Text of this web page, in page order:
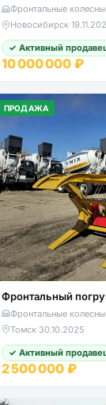
Фронтальные
Новосибирск·
✓ Активный
10 000 000 ₽
ПРОДАЖА
Фронтальный
Фронтальные
Томск·30.10.2025
✓ Активный
2 500 000 ₽